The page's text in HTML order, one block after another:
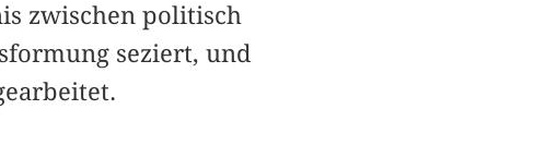
zwischen politisch
seziert, und